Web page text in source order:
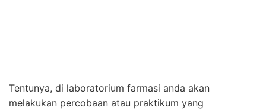
Tentunya, di laboratorium farmasi anda akan
melakukan percobaan atau praktikum yang